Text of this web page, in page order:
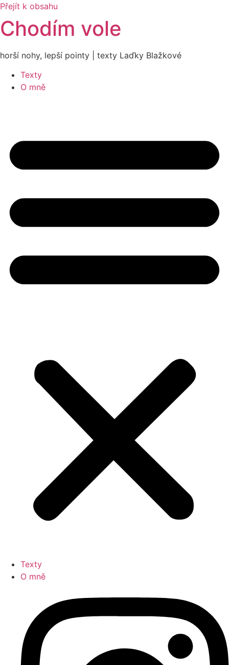
Přejít k obsahu
Chodím vole
horší nohy, lepší pointy | texty Laďky Blažkové
Texty
O mně
Texty
O mně